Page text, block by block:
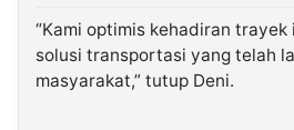
“Kami optimis kehadiran trayek
solusi transportasi yang telah
masyarakat,” tutup Deni.